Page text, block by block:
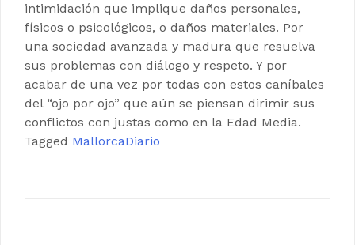
intimidación que implique daños personales,
físicos o psicológicos, o daños materiales. Por
una sociedad avanzada y madura que resuelva
sus problemas con diálogo y respeto. Y por
acabar de una vez por todas con estos caníbales
del “ojo por ojo” que aún se piensan dirimir sus
conflictos con justas como en la Edad Media.
Tagged MallorcaDiario